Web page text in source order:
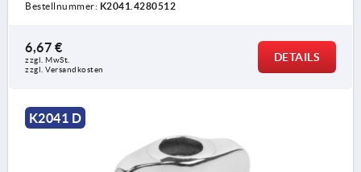
Bestellnummer: K2041.4280512
6,67 €
zzgl. MwSt.
zzgl. Versandkosten
DETAILS
K2041 D